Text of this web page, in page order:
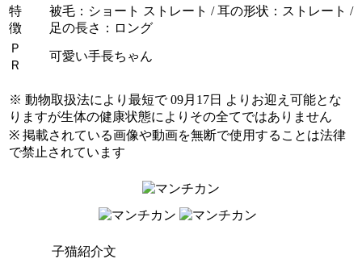
特
徴
被毛：ショート ストレート / 耳の形状：ストレート /
足の長さ：ロング
Ｐ
Ｒ
可愛い手長ちゃん
※ 動物取扱法により最短で 09月17日 よりお迎え可能とな
りますが生体の健康状態によりその全てではありません
※ 掲載されている画像や動画を無断で使用することは法律
で禁止されています
子猫紹介文